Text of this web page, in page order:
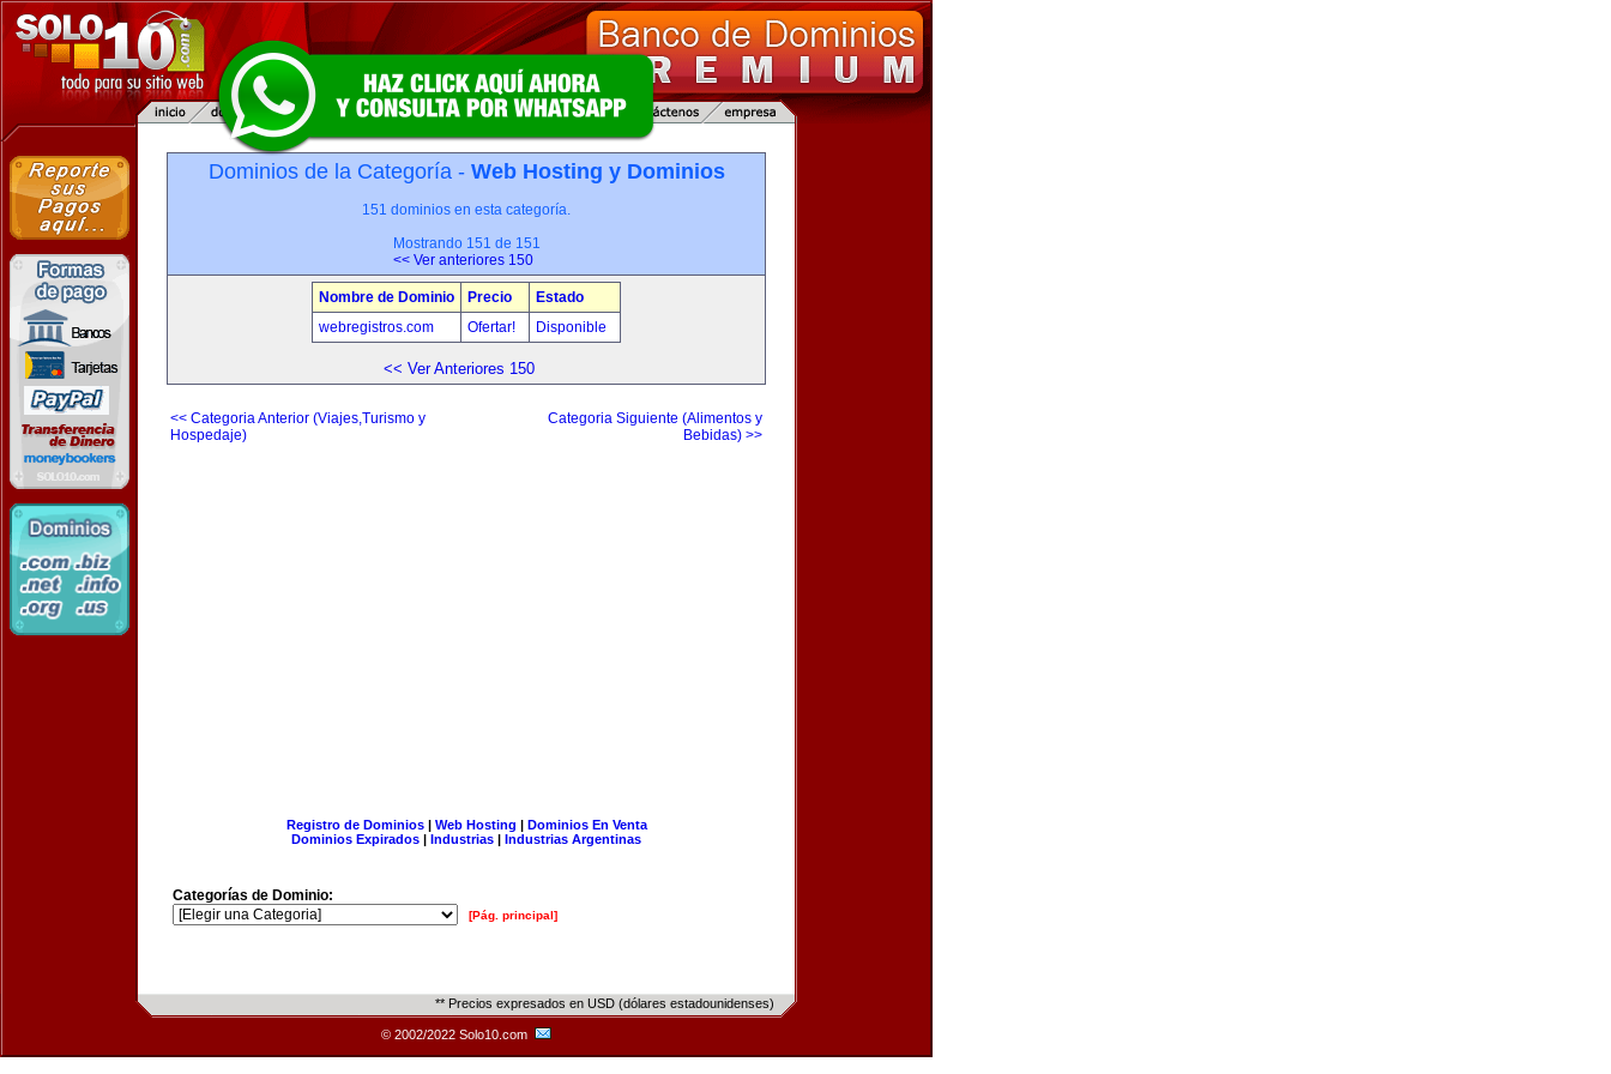
Dominios de la Categoría - Web Hosting y Dominios
151 dominios en esta categoría.
Mostrando 151 de 151
<< Ver anteriores 150
Nombre de Dominio Precio
Estado
webregistros.com
Ofertar! Disponible
<< Ver Anteriores 150
<< Categoria Anterior (Viajes,Turismo y
Hospedaje)
Categoria Siguiente (Alimentos y
Bebidas) >>
Registro de Dominios| Web Hosting | Dominios En Venta
Dominios Expirados | Industrias | Industrias Argentinas
Categorías de Dominio:
[Pág. principal]
** Precios expresados en USD (dólares estadounidenses)
© 2002/2022 Solo10.com